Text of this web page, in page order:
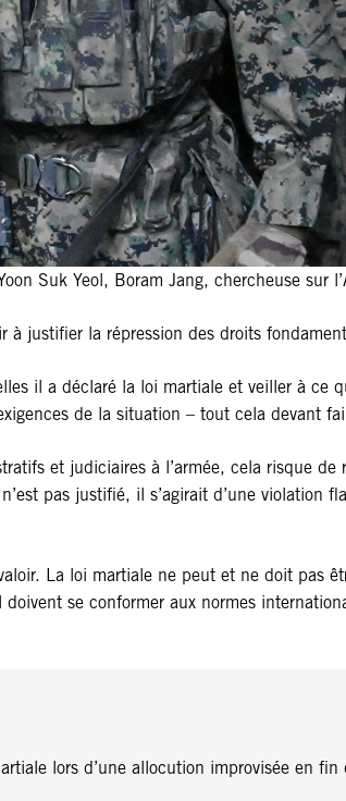
Suk Yeol, Boram Jang, chercheuse sur
à justifier la répression des droits
il a déclaré la loi martiale et veiller à ce
de la situation – tout cela devant
et judiciaires à l’armée, cela risque
pas justifié, il s’agirait d’une violation
La loi martiale ne peut et ne doit pas
se conformer aux normes
lors d’une allocution improvisée en